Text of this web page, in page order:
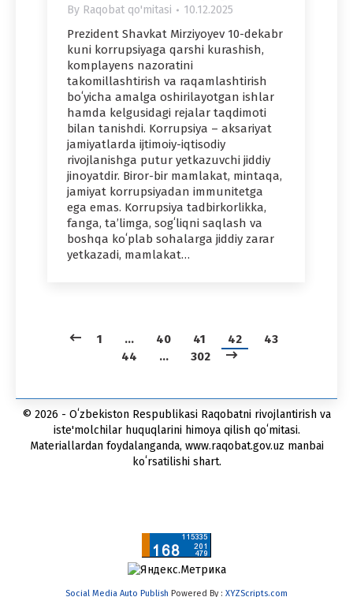
By Raqobat qo'mitasi 10.12.2025
Prezident Shavkat Mirziyoyev 10-dekabr
kuni korrupsiyaga qarshi kurashish,
komplayens nazoratini
takomillashtirish va raqamlashtirish
boʻyicha amalga oshirilayotgan ishlar
hamda kelgusidagi rejalar taqdimoti
bilan tanishdi. Korrupsiya – aksariyat
jamiyatlarda ijtimoiy-iqtisodiy
rivojlanishga putur yetkazuvchi jiddiy
jinoyatdir. Biror-bir mamlakat, mintaqa,
jamiyat korrupsiyadan immunitetga
ega emas. Korrupsiya tadbirkorlikka,
fanga, taʼlimga, sogʻliqni saqlash va
boshqa koʻplab sohalarga jiddiy zarar
yetkazadi, mamlakat…
1 … 40 41 42
43
44
… 302
© 2026 - Oʻzbekiston Respublikasi Raqobatni rivojlantirish va
iste'molchilar huquqlarini himoya qilish qoʻmitasi.
Materiallardan foydalanganda, www.raqobat.gov.uz manbai
koʻrsatilishi shart.
Social Media Auto Publish Powered By : XYZScripts.com